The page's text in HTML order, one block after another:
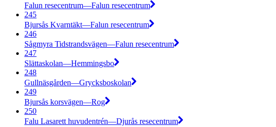
Falun resecentrum—Falun resecentrum
245
Bjursås Kvarntäkt—Falun resecentrum
246
Sågmyra Tidstrandsvägen—Falun resecentrum
247
Slättaskolan—Hemmingsbo
248
Gullnäsgården—Grycksboskolan
249
Bjursås korsvägen—Rog
250
Falu Lasarett huvudentrén—Djurås resecentrum